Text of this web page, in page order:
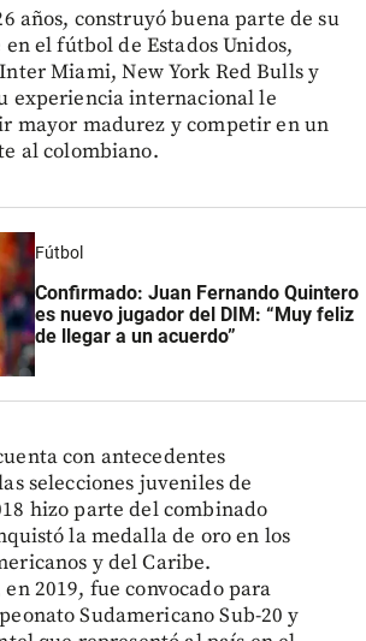
años, construyó buena parte de su
el fútbol de Estados Unidos,
Miami, New York Red Bulls y
experiencia internacional le
mayor madurez y competir en un
al colombiano.
Fútbol
Confirmado: Juan Fernando Quintero
es nuevo jugador del DIM: “Muy feliz
de llegar a un acuerdo”
con antecedentes
selecciones juveniles de
hizo parte del combinado
la medalla de oro en los
y del Caribe.
2019, fue convocado para
Sudamericano Sub-20 y